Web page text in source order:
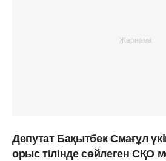
Депутат Бақытбек Смағұл
орыс тілінде сөйлеген СҚО